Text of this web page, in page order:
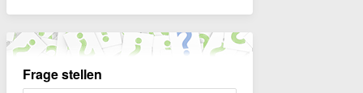
Frage stellen